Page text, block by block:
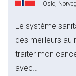
Oslo,
Le système
des meilleurs au
traiter mon
avec…